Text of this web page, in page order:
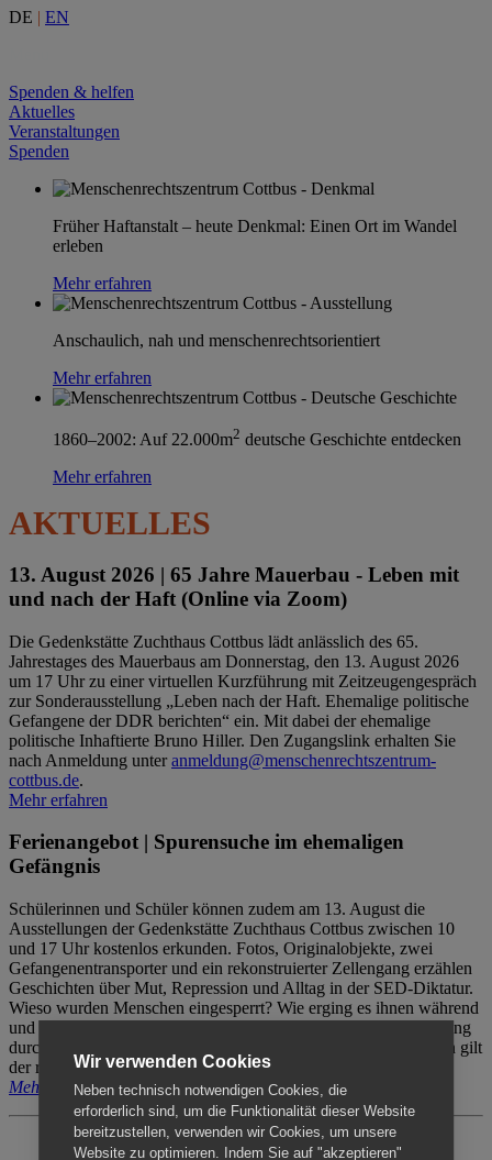
DE | EN
Spenden & helfen
Aktuelles
Veranstaltungen
Spenden
Früher Haftanstalt – heute Denkmal: Einen Ort im Wandel
erleben
Mehr erfahren
Anschaulich, nah und menschenrechtsorientiert
Mehr erfahren
1860–2002: Auf 22.000m2 deutsche Geschichte entdecken
Mehr erfahren
AKTUELLES
13. August 2026 | 65 Jahre Mauerbau - Leben mit
und nach der Haft (Online via Zoom)
Die Gedenkstätte Zuchthaus Cottbus lädt anlässlich des 65.
Jahrestages des Mauerbaus am Donnerstag, den 13. August 2026
um 17 Uhr zu einer virtuellen Kurzführung mit Zeitzeugengespräch
zur Sonderausstellung „Leben nach der Haft. Ehemalige politische
Gefangene der DDR berichten“ ein. Mit dabei der ehemalige
politische Inhaftierte Bruno Hiller. Den Zugangslink erhalten Sie
nach Anmeldung unteranmeldung@menschenrechtszentrum-
cottbus.de.
Mehr erfahren
Ferienangebot | Spurensuche im ehemaligen
Gefängnis
Schülerinnen und Schüler können zudem am 13. August die
Ausstellungen der Gedenkstätte Zuchthaus Cottbus zwischen 10
und 17 Uhr kostenlos erkunden. Fotos, Originalobjekte, zwei
Gefangenentransporter und ein rekonstruierter Zellengang erzählen
Geschichten über Mut, Repression und Alltag in der SED-Diktatur.
Wieso wurden Menschen eingesperrt? Wie erging es ihnen während
und nach der Haft? Der Besuch erfolgt individuell ohne Betreuung
durch das Menschenrechtszentrum Cottbus. Für Begleitpersonen gilt
der reguläre Eintritt (8€ / ermäßigt 5€).
Mehr erfahren
Wir verwenden Cookies
Neben technisch notwendigen Cookies, die
erforderlich sind, um die Funktionalität dieser Website
bereitzustellen, verwenden wir Cookies, um unsere
Website zu optimieren. Indem Sie auf "akzeptieren"